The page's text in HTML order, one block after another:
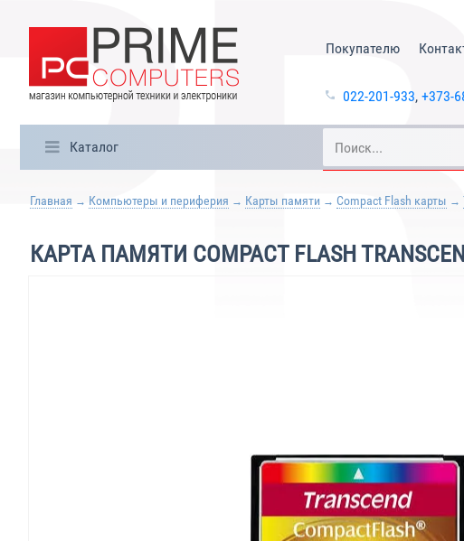
Покупателю
022-201-933, +373-
Каталог
Главная Компьютеры и периферия Карты памяти Compact Flash карты
КАРТА ПАМЯТИ COMPACT FLASH